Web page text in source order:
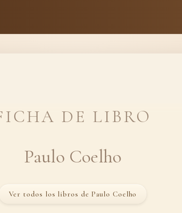
DE LIBRO
Paulo Coelho
Ver todos los libros de Paulo Coelho